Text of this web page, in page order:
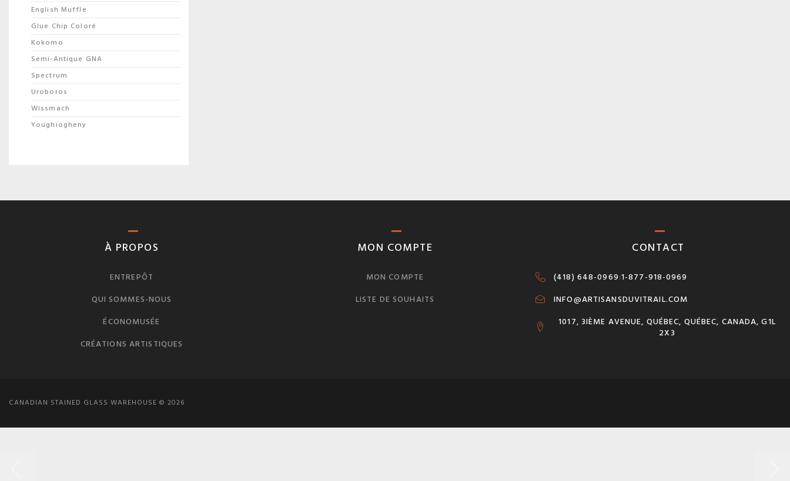
English Muffle
Glue Chip Coloré
Kokomo
Semi-Antique GNA
Spectrum
Uroboros
Wissmach
Youghiogheny
À PROPOS
ENTREPÔT
QUI SOMMES-NOUS
ÉCONOMUSÉE
CRÉATIONS ARTISTIQUES
MON COMPTE
MON COMPTE
LISTE DE SOUHAITS
CONTACT
(418) 648-0969:1-877-918-0969
INFO@ARTISANSDUVITRAIL.COM
1017, 3IÈME AVENUE, QUÉBEC, QUÉBEC, CANADA, G1L
2X3
CANADIAN STAINED GLASS WAREHOUSE © 2026